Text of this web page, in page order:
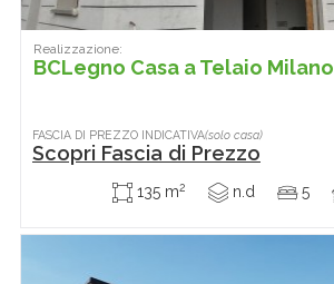
Realizzazione:
BCLegno Casa a Telaio Milano
FASCIA DI PREZZO INDICATIVA(solo casa)
Scopri Fascia di Prezzo
135 m2 n.d 5